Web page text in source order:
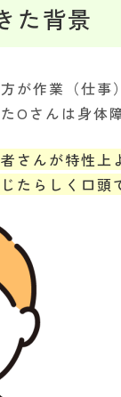
た背景
が作業（仕
Oさんは身体
さんが特性
たらしく口頭